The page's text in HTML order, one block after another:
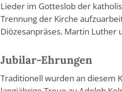
Lieder im Gotteslob der
Trennung der Kirche
Diözesanpräses. Martin Luther
Jubilar-Ehrungen
Traditionell wurden an diesem